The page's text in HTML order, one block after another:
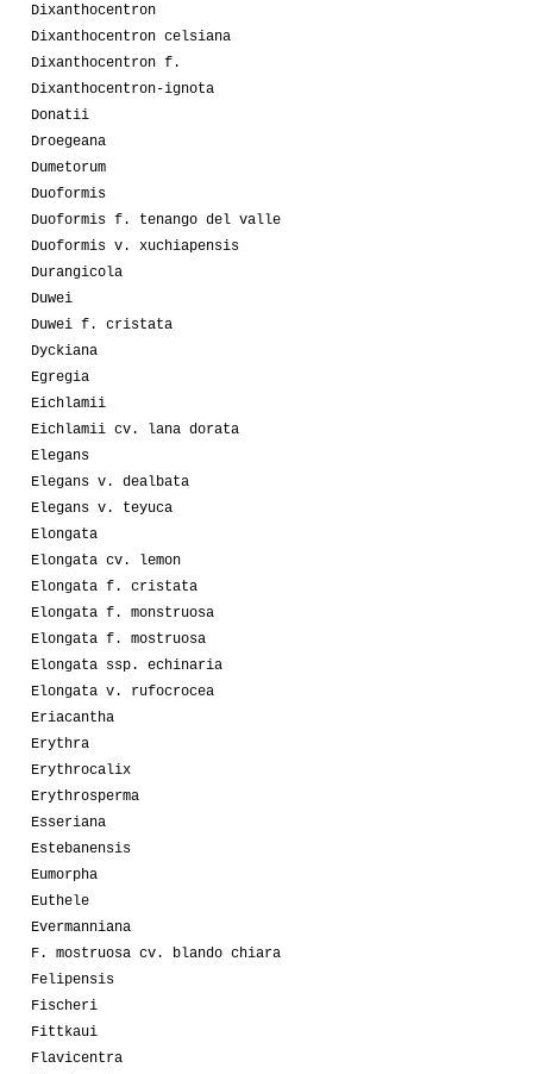
Dixanthocentron
Dixanthocentron celsiana
Dixanthocentron f.
Dixanthocentron-ignota
Donatii
Droegeana
Dumetorum
Duoformis
Duoformis f. tenango del valle
Duoformis v. xuchiapensis
Durangicola
Duwei
Duwei f. cristata
Dyckiana
Egregia
Eichlamii
Eichlamii cv. lana dorata
Elegans
Elegans v. dealbata
Elegans v. teyuca
Elongata
Elongata cv. lemon
Elongata f. cristata
Elongata f. monstruosa
Elongata f. mostruosa
Elongata ssp. echinaria
Elongata v. rufocrocea
Eriacantha
Erythra
Erythrocalix
Erythrosperma
Esseriana
Estebanensis
Eumorpha
Euthele
Evermanniana
F. mostruosa cv. blando chiara
Felipensis
Fischeri
Fittkaui
Flavicentra